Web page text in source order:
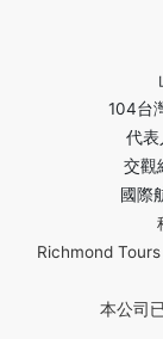
104台
代
交觀
國際
Richmond
本公司